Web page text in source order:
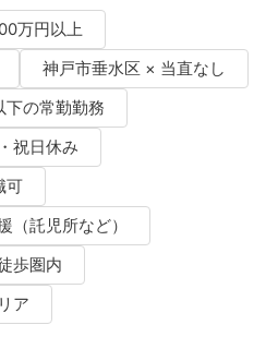
万円以上
神戸市垂水区 × 当直なし
の常勤勤務
祝日休み
可
（託児所など）
歩圏内
ア